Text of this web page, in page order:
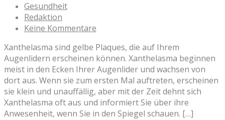
Gesundheit
Redaktion
Keine Kommentare
Xanthelasma sind gelbe Plaques, die auf Ihrem
Augenlidern erscheinen können. Xanthelasma beginnen
meist in den Ecken Ihrer Augenlider und wachsen von
dort aus. Wenn sie zum ersten Mal auftreten, erscheinen
sie klein und unauffällig, aber mit der Zeit dehnt sich
Xanthelasma oft aus und informiert Sie über ihre
Anwesenheit, wenn Sie in den Spiegel schauen. […]